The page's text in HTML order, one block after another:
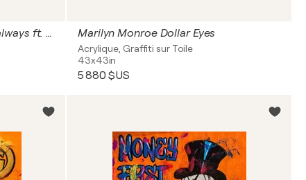
Whats up Doc? the same as always ft. Bugs Bunny Marilyn Monroe Dollar Eyes
Acrylique, Graffiti sur Toile
43x43in
5 880 $US